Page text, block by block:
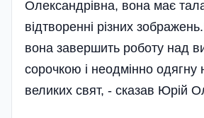
Олександрівна, вона має
відтворенні різних
вона завершить роботу над
сорочкою і неодмінно одягну
великих свят, - сказав Юрій